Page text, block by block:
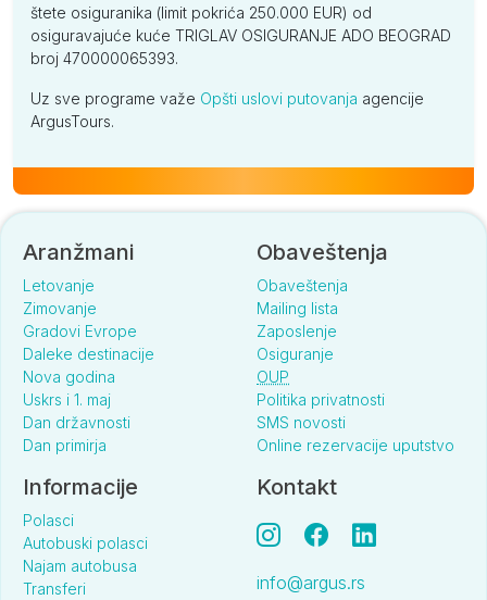
štete osiguranika (limit pokrića 250.000 EUR) od
osiguravajuće kuće TRIGLAV OSIGURANJE ADO BEOGRAD
broj 470000065393.
Uz sve programe važe Opšti uslovi putovanja agencije
ArgusTours.
Aranžmani
Letovanje
Zimovanje
Gradovi Evrope
Daleke destinacije
Nova godina
Uskrs i 1. maj
Dan državnosti
Dan primirja
Obaveštenja
Obaveštenja
Mailing lista
Zaposlenje
Osiguranje
OUP
Politika privatnosti
SMS novosti
Online rezervacije uputstvo
Informacije
Polasci
Autobuski polasci
Najam autobusa
Transferi
Kontakt
info@argus.rs